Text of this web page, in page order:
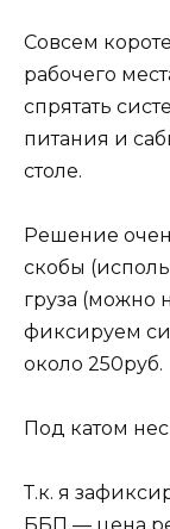
Совсем
рабочего
спрятать
питания и
столе.
Решение
скобы
груза (можно
фиксируем
около 250руб.
Под катом
Т.к. я